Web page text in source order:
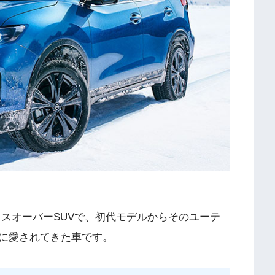
オーバーSUVで、初代モデルからそのユーテ
愛されてきた車です。